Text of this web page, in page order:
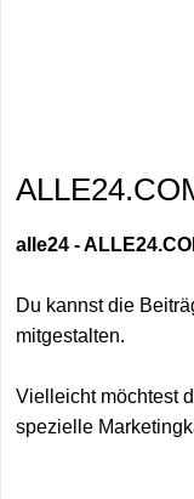
alle24 -
Du kannst die
mitgestalten.
Vielleicht möchtest
spezielle